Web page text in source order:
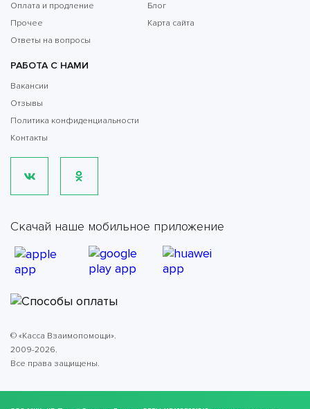
Оплата и продление
Прочее
Ответы на вопросы
Блог
Карта сайта
РАБОТА С НАМИ
Вакансии
Отзывы
Политика конфиденциальности
Контакты
Скачай наше мобильное приложение
© «Касса Взаимопомощи».
2009-2026.
Все права защищены.